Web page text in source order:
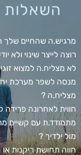
השאלות
מרגיש.ה שהחיים שלך
רוצה לייצר שינוי ולא
לא מצליח.ה למצוא
מנסה לשפר מערכת
מצליח.ה ?
חווית לאחרונה פרידה
מתמודד.ת עם קשיים
מול ילדיך ?
חווה תחושת ריקנות